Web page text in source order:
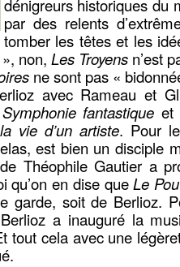
dénigreurs historiques du
par des relents
tomber les têtes et les
», non,Les Troyens n’est
ne sont pas «
avec Rameau et
Symphonie fantastique et
vie d’un artiste. Pour
est bien un disciple
Théophile Gautier a
qu’on en dise queLe
garde, soit de Berlioz.
a inauguré la
tout cela avec une